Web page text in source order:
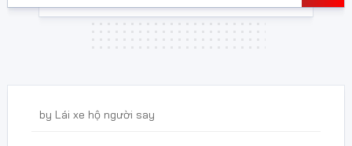
by Lái xe hộ người say